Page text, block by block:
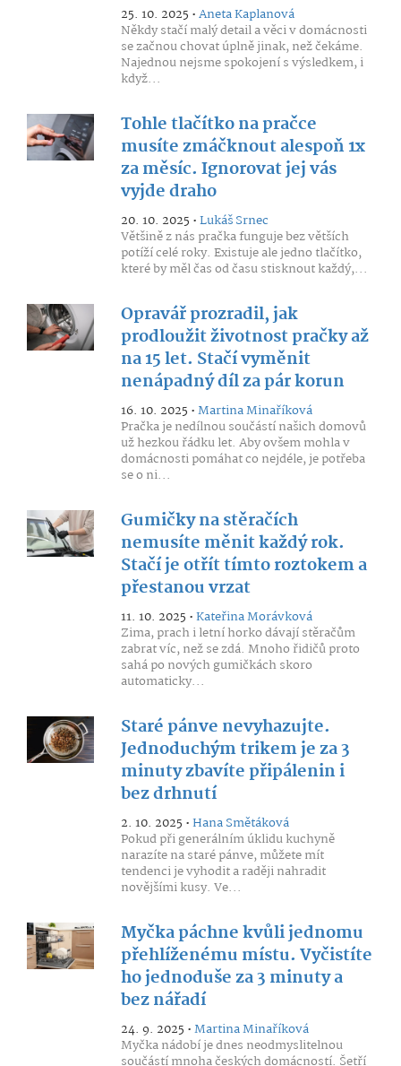
25. 10. 2025 •Aneta Kaplanová
Někdy stačí malý detail a věci v domácnosti
se začnou chovat úplně jinak, než čekáme.
Najednou nejsme spokojení s výsledkem, i
když...
Tohle tlačítko na pračce
musíte zmáčknout alespoň 1x
za měsíc. Ignorovat jej vás
vyjde draho
20. 10. 2025 •Lukáš Srnec
Většině z nás pračka funguje bez větších
potíží celé roky. Existuje ale jedno tlačítko,
které by měl čas od času stisknout každý,...
Opravář prozradil, jak
prodloužit životnost pračky až
na 15 let. Stačí vyměnit
nenápadný díl za pár korun
16. 10. 2025 •Martina Minaříková
Pračka je nedílnou součástí našich domovů
už hezkou řádku let. Aby ovšem mohla v
domácnosti pomáhat co nejdéle, je potřeba
se o ni...
Gumičky na stěračích
nemusíte měnit každý rok.
Stačí je otřít tímto roztokem a
přestanou vrzat
11. 10. 2025 •Kateřina Morávková
Zima, prach i letní horko dávají stěračům
zabrat víc, než se zdá. Mnoho řidičů proto
sahá po nových gumičkách skoro
automaticky...
Staré pánve nevyhazujte.
Jednoduchým trikem je za 3
minuty zbavíte připálenin i
bez drhnutí
2. 10. 2025 •Hana Smětáková
Pokud při generálním úklidu kuchyně
narazíte na staré pánve, můžete mít
tendenci je vyhodit a raději nahradit
novějšími kusy. Ve...
Myčka páchne kvůli jednomu
přehlíženému místu. Vyčistíte
ho jednoduše za 3 minuty a
bez nářadí
24. 9. 2025 •Martina Minaříková
Myčka nádobí je dnes neodmyslitelnou
součástí mnoha českých domácností. Šetří